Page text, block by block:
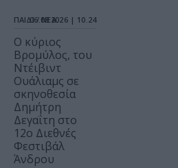
ΠΑΙΔΙ / ΝΕΑ
06.08.2026 | 10.24
O κύριος
Βρομύλος, του
Ντέιβιντ
Ουάλιαμς σε
σκηνοθεσία
Δημήτρη
Δεγαΐτη στο
12ο Διεθνές
Φεστιβάλ
Άνδρου